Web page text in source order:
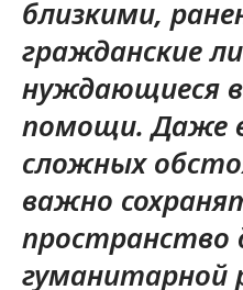
близкими,
гражданские
нуждающиеся
помощи. Даже
сложных
важно
пространство
гуманитарной